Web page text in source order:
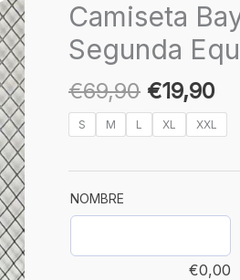
Camiseta
Segunda
€69,90
original
era:
€69,90.
€19,90
S M L XL XXL
NOMBRE
€0,00
04
Leverkusen
25/26
-
Segunda
Equipación